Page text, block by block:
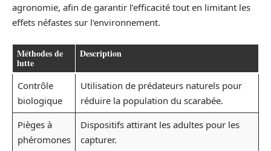
agronomie, afin de garantir l’efficacité tout en limitant les
effets néfastes sur l’environnement.
Méthodes de
lutte
Description
Contrôle
biologique
Utilisation de prédateurs naturels pour
réduire la population du scarabée.
Pièges à
phéromones
Dispositifs attirant les adultes pour les
capturer.